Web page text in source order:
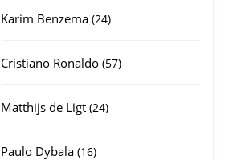
Karim Benzema 2424
Cristiano Ronaldo 5757
Matthijs de Ligt 2424
Paulo Dybala 1616